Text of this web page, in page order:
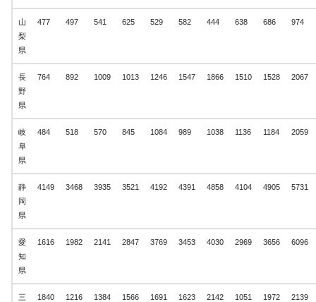
山
梨
県
477 497 541 625 529 582 444 638 686 974
長
野
県
764 892 1009 1013 1246 1547 1866 1510 1528 2067
岐
阜
県
484 518 570 845 1084 989 1038 1136 1184 2059
静
岡
県
4149 3468 3935 3521 4192 4391 4858 4104 4905 5731
愛
知
県
1616 1982 2141 2847 3769 3453 4030 2969 3656 6096
三
1840 1216 1384 1566 1691 1623 2142
1051
1972 2139